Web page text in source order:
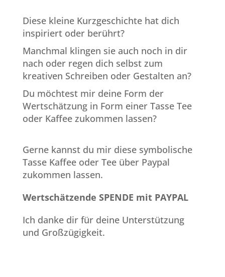
Diese kleine Kurzgeschichte hat dich
inspiriert oder berührt?
Manchmal klingen sie auch noch in dir
nach oder regen dich selbst zum
kreativen Schreiben oder Gestalten an?
Du möchtest mir deine Form der
Wertschätzung in Form einer Tasse Tee
oder Kaffee zukommen lassen?
Gerne kannst du mir diese symbolische
Tasse Kaffee oder Tee über Paypal
zukommen lassen.
Wertschätzende SPENDE mit PAYPAL
Ich danke dir für deine Unterstützung
und Großzügigkeit.